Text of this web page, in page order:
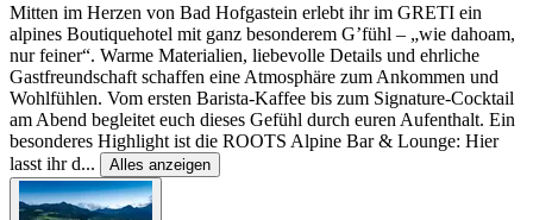
Mitten im Herzen von Bad Hofgastein erlebt ihr im GRETI ein
alpines Boutiquehotel mit ganz besonderem G’fühl – „wie dahoam,
nur feiner“. Warme Materialien, liebevolle Details und ehrliche
Gastfreundschaft schaffen eine Atmosphäre zum Ankommen und
Wohlfühlen. Vom ersten Barista-Kaffee bis zum Signature-Cocktail
am Abend begleitet euch dieses Gefühl durch euren Aufenthalt. Ein
besonderes Highlight ist die ROOTS Alpine Bar & Lounge: Hier
lasst ihr d... Alles anzeigen